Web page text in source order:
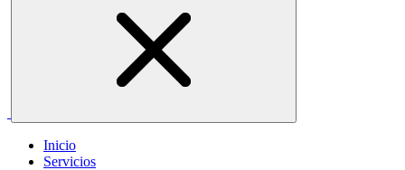
Inicio
Servicios